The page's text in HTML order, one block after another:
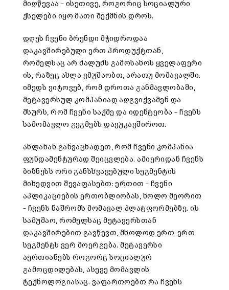
მიღწევაა – ისეთივე, როგორიც სოციალური
ქსელები იყო მათი შექმნის დროს.
დღეს ჩვენი ბრენდი მჭიდროდაა
დაკავშირებული ერთ პროდუქტთან,
რომელსაც არ ძალუძს გამოსახოს ყველაფერი
ის, რაზეც ახლა ვმუშაობთ, არათუ მომავალში.
იმედს ვიტოვებ, რომ დროთა განმავლობაში,
მეტავერსულ კომპანიად აღგვიქვამენ და
მსურს, რომ ჩვენი საქმე და იდენტეობა – ჩვენს
სამომავლო გეგმებს დავუკავშიროთ.
ახლახან განვაცხადეთ, რომ ჩვენი კომპანია
ფუნდამენტურად შეიცვლება. ამიერიდან ჩვენს
ბიზნესს ორი განსხვავებული სეგმენტის
მიხედვით შევაფასებთ: ერთით – ჩვენი
აპლიკაციების ერთობლიობას, ხოლო მეორით
– ჩვენს ნაშრომს მომავალ პლატფორმებზე. ის
სამუშაო, რომელსაც მეტავერსთან
დაკავშირებით გავწევთ, მხოლოდ ერთ-ერთ
სეგმენტს ვერ მოერგება. მეტავერსი
აერთიანებს როგორც სოციალურ
გამოცდილებას, ასევე მომავლის
ტექნოლოგიასაც. ვაფართოებთ რა ჩვენს